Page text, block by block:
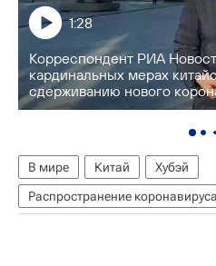
Корреспондент РИА
кардинальных мерах
сдерживанию нового
1:28
В мире Китай
Хубэй
Распространение коронавируса